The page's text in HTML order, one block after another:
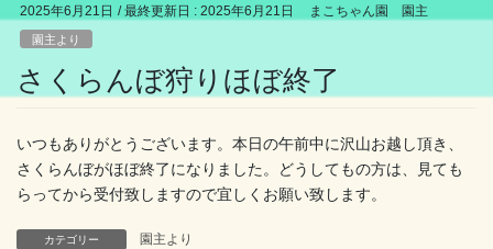
2025年6月21日 / 最終更新日 : 2025年6月21日 まこちゃん園 園主
園主より
さくらんぼ狩りほぼ終了
いつもありがとうございます。本日の午前中に沢山お越し頂き、
さくらんぼがほぼ終了になりました。どうしてもの方は、見ても
らってから受付致しますので宜しくお願い致します。
カテゴリー 園主より